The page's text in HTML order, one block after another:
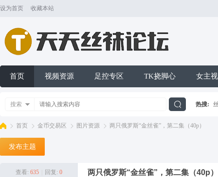
设为首页 收藏本站
首页 视频资源 足控专区 TK挠脚心 女主
搜索 热搜:
首页 金币交易区 图片资源
›
两只俄罗斯“金丝雀”，第二集（40p）
发布主题
查看: 635 回复: 0 两只俄罗斯“金丝雀”，第二集（40p）